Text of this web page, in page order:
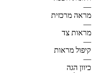
—
מראה מרכזית
—
מראות צד
—
קיפול מראות
—
כיוון הגה